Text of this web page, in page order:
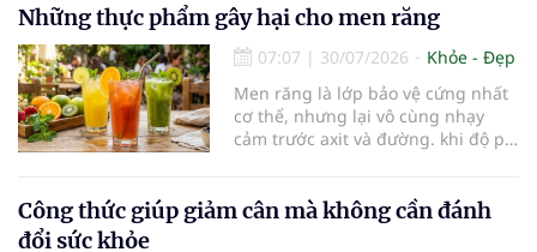
mạnh, có thể góp phần bảo vệ tế
bào thần kinh, duy trì trí nhớ và
giúp NCT sống minh mẫn, tự chủ
lâu hơn.
Những thực phẩm gây hại cho men răng
07:07 | 30/07/2026
Khỏe - Đẹp
Men răng là lớp bảo vệ cứng nhất
cơ thể, nhưng lại vô cùng nhạy
cảm trước axit và đường. khi độ pH
đường cho vi khuẩn tấn công và
dẫn đến mòn men răng, sâu răng.
Công thức giúp giảm cân mà không cần đánh
đổi sức khỏe